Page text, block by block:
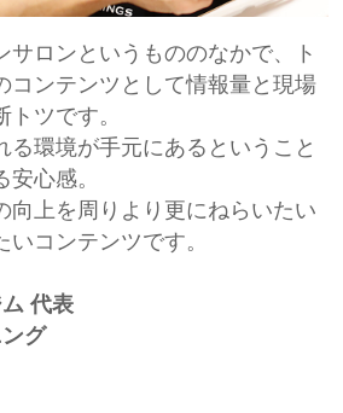
サロンというもののなかで、ト
コンテンツとして情報量と現場
ツです。
る環境が手元にあるということ
心感。
向上を周りより更にねらいたい
コンテンツです。
代表
グ